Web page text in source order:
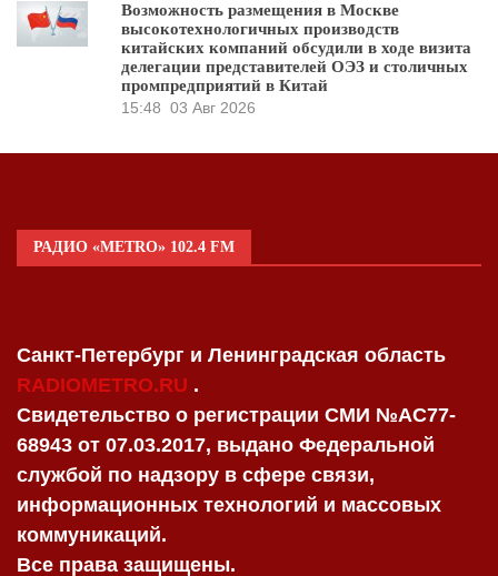
Возможность размещения в Москве
высокотехнологичных производств
китайских компаний обсудили в ходе визита
делегации представителей ОЭЗ и столичных
промпредприятий в Китай
15:48 03 Авг 2026
РАДИО «METRO» 102.4 FM
Санкт-Петербург и Ленинградская область
RADIOMETRO.RU .
Свидетельство о регистрации СМИ №AC77-
68943 от 07.03.2017, выдано Федеральной
службой по надзору в сфере связи,
информационных технологий и массовых
коммуникаций.
Все права защищены.